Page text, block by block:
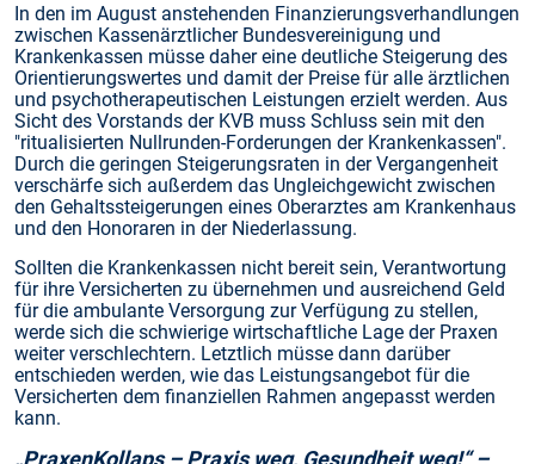
In den im August anstehenden Finanzierungsverhandlungen
zwischen Kassenärztlicher Bundesvereinigung und
Krankenkassen müsse daher eine deutliche Steigerung des
Orientierungswertes und damit der Preise für alle ärztlichen
und psychotherapeutischen Leistungen erzielt werden. Aus
Sicht des Vorstands der KVB muss Schluss sein mit den
"ritualisierten Nullrunden-Forderungen der Krankenkassen".
Durch die geringen Steigerungsraten in der Vergangenheit
verschärfe sich außerdem das Ungleichgewicht zwischen
den Gehaltssteigerungen eines Oberarztes am Krankenhaus
und den Honoraren in der Niederlassung.
Sollten die Krankenkassen nicht bereit sein, Verantwortung
für ihre Versicherten zu übernehmen und ausreichend Geld
für die ambulante Versorgung zur Verfügung zu stellen,
werde sich die schwierige wirtschaftliche Lage der Praxen
weiter verschlechtern. Letztlich müsse dann darüber
entschieden werden, wie das Leistungsangebot für die
Versicherten dem finanziellen Rahmen angepasst werden
kann.
„PraxenKollaps – Praxis weg, Gesundheit weg!“ –